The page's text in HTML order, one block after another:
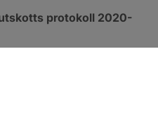
protokoll 2020-